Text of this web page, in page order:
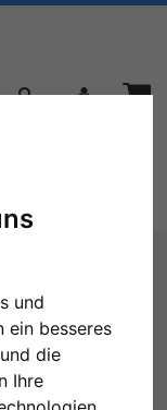
und
ein besseres
die
Ihre